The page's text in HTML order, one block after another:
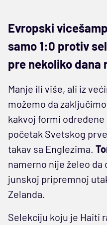
Evropski
samo 1:0 protiv
pre nekoliko dana
Manje ili više, ali iz
možemo da
kakvoj formi
početak Svetskog
takav sa Englezima.
namerno nije želeo
junskoj pripremnoj
Zelanda.
Selekciju koju je Haiti